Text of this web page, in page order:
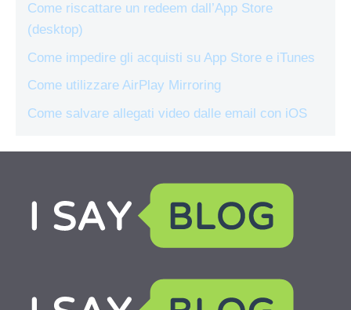
Come riscattare un redeem dall’App Store
(desktop)
Come impedire gli acquisti su App Store e iTunes
Come utilizzare AirPlay Mirroring
Come salvare allegati video dalle email con iOS